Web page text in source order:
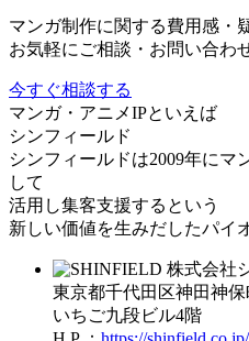
マンガ制作に関する費用感・
お気軽にご相談・お問い合わ
今すぐ相談する
マンガ・アニメIPといえば
シンフィールド
シンフィールドは2009年にマ
して
活用し集客支援するという
新しい価値を生みだしたパイ
株式会社
東京都千代田区神田神保
いちご九段ビル4階